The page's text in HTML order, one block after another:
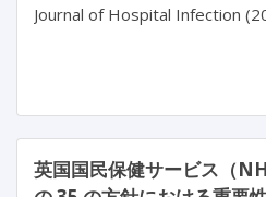
英国国民保健サービス（